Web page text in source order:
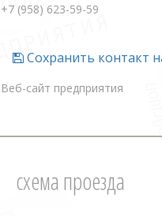
+7 (958) 623-59-59
Сохранить контакт
Веб-сайт предприятия
схема проезда